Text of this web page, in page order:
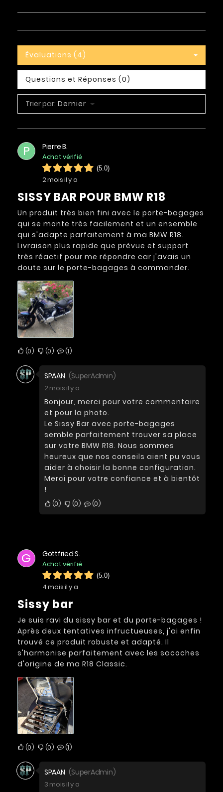
Évaluations (4)
Questions et Réponses (0)
Trier par: Dernier
P Pierre B.
Achat vérifié
(5.0)
2 mois il y a
SISSY BAR POUR BMW R18
Un produit très bien fini avec le porte-bagages
qui se monte très facilement et un ensemble
qui s'adapte parfaitement à ma BMW R18.
Livraison plus rapide que prévue et support
très réactif pour me répondre car j'avais un
doute sur le porte-bagages à commander.
0 0 1
SPAAN (SuperAdmin)
2 mois il y a
Bonjour, merci pour votre commentaire
et pour la photo.
Le Sissy Bar avec porte-bagages
semble parfaitement trouver sa place
sur votre BMW R18. Nous sommes
heureux que nos conseils aient pu vous
aider à choisir la bonne configuration.
Merci pour votre confiance et à bientôt
!
0 0 0
G Gottfried S.
Achat vérifié
(5.0)
4 mois il y a
Sissy bar
Je suis ravi du sissy bar et du porte-bagages !
Après deux tentatives infructueuses, j'ai enfin
trouvé ce produit robuste et adapté. Il
s'harmonise parfaitement avec les sacoches
d'origine de ma R18 Classic.
0 0 1
SPAAN (SuperAdmin)
3 mois il y a